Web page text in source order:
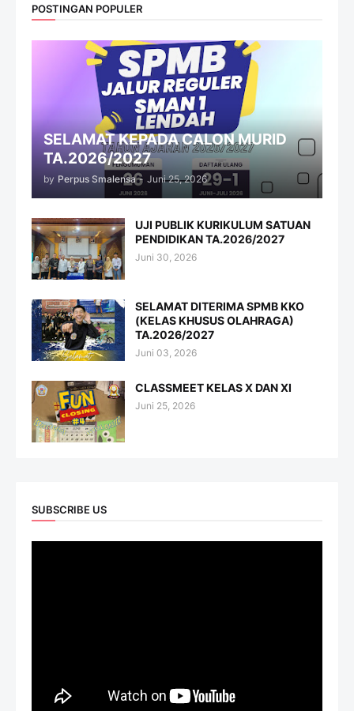
POSTINGAN POPULER
SELAMAT KEPADA CALON MURID
TA.2026/2027
by Perpus Smalensa - Juni 25, 2026
UJI PUBLIK KURIKULUM SATUAN
PENDIDIKAN TA.2026/2027
Juni 30, 2026
SELAMAT DITERIMA SPMB KKO
(KELAS KHUSUS OLAHRAGA)
TA.2026/2027
Juni 03, 2026
CLASSMEET KELAS X DAN XI
Juni 25, 2026
SUBSCRIBE US